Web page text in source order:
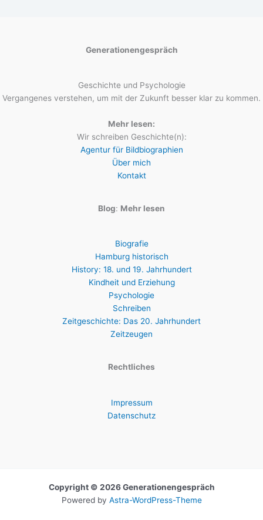
Generationengespräch
Geschichte und Psychologie
Vergangenes verstehen, um mit der Zukunft besser klar zu kommen.
Mehr lesen:
Wir schreiben Geschichte(n):
Agentur für Bildbiographien
Über mich
Kontakt
Blog: Mehr lesen
Biografie
Hamburg historisch
History: 18. und 19. Jahrhundert
Kindheit und Erziehung
Psychologie
Schreiben
Zeitgeschichte: Das 20. Jahrhundert
Zeitzeugen
Rechtliches
Impressum
Datenschutz
Copyright © 2026 Generationengespräch
Powered by Astra-WordPress-Theme